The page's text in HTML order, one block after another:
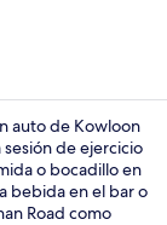
auto de Kowloon
de ejercicio
o bocadillo en
bebida en el bar o
Road como